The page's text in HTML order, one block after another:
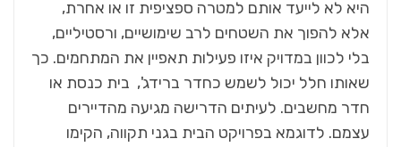
היא לא לייעד אותם למטרה ספציפית זו או אחרת,
אלא להפוך את השטחים לרב שימושיים, ורסטיליים,
בלי לכוון במדויק איזו פעילות תאפיין את המתחמים. כך
שאותו חלל יכול לשמש כחדר ברידג', בית כנסת או
חדר מחשבים. לעיתים הדרישה מגיעה מהדיירים
עצמם. לדוגמא בפרויקט הבית בגני תקווה, הקימו